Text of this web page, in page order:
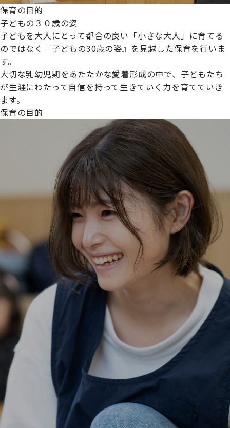
プライムスターほいくえんグループは女性が安心して働き
続けられる環境づくりに取り組んでおり、厚生労働省の
【えるぼし認定(☆☆)】
保育の目的
子どもの３０歳の姿
子どもを大人にとって都合の良い「小さな大人」に育てる
のではなく『子どもの30歳の姿』を見越した保育を行いま
す。
大切な乳幼児期をあたたかな愛着形成の中で、子どもたち
が生涯にわたって自信を持って生きていく力を育てていき
ます。
保育の目的